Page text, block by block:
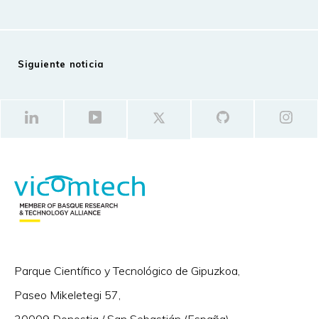
Siguiente noticia
Parque Científico y Tecnológico de Gipuzkoa,
Paseo Mikeletegi 57,